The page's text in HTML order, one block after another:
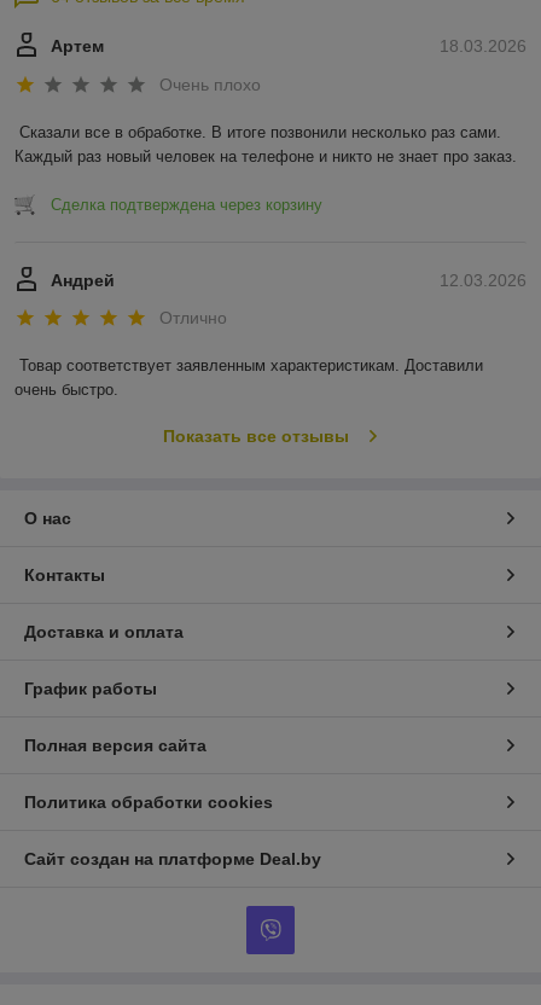
18.03.2026
Артем
Очень плохо
Сказали все в обработке. В итоге позвонили несколько раз сами.
Каждый раз новый человек на телефоне и никто не знает про заказ.
Сделка подтверждена через корзину
12.03.2026
Андрей
Отлично
Товар соответствует заявленным характеристикам. Доставили
очень быстро.
Показать все отзывы
О нас
Контакты
Доставка и оплата
График работы
Полная версия сайта
Политика обработки cookies
Сайт создан на платформе Deal.by